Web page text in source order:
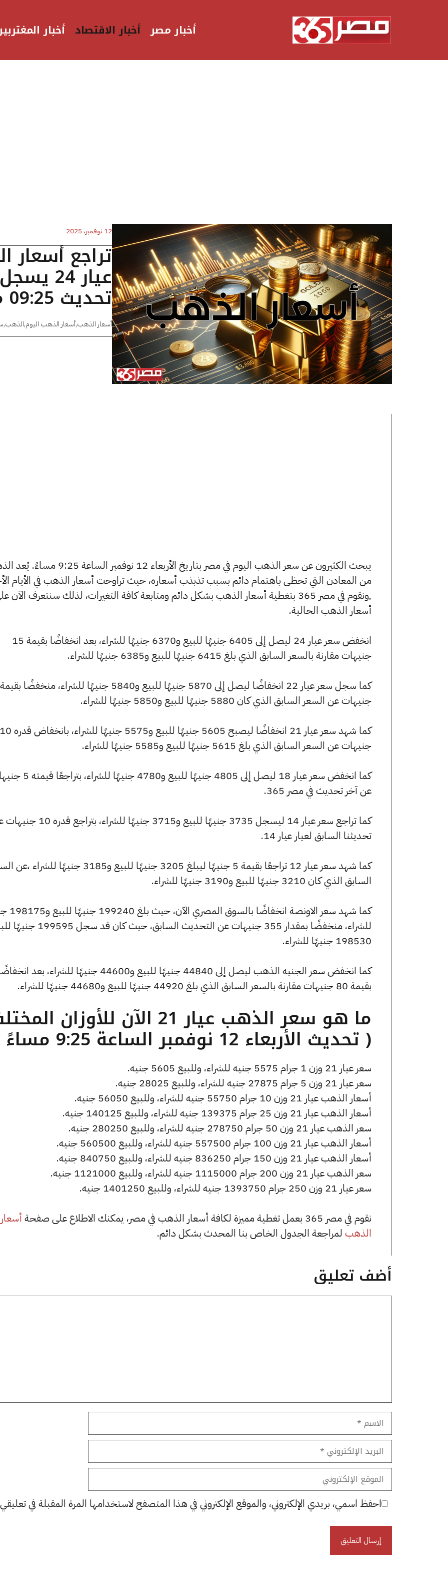
أخبار مصر أخبار الاقتصاد أخبار
12 نوفمبر، 2025
تراجع
تحديث 09:25 مساءًا
أسعار الذهب,أسعار الذهب اليوم,الذهب,
يبحث الكثيرون عن سعر الذهب اليوم في مصر بتاريخ الأربعاء 12 نوفمبر
من المعادن التي تحظى باهتمام دائم بسبب تذبذب أسعاره، حيث تراوحت أسعار الذهب في الأيام
,ونقوم في مصر 365 بتغطية أسعار الذهب بشكل دائم ومتابعة كافة التغيرات، لذلك سنتعرف الآن
أسعار الذهب الحالية.
انخفض سعر عيار 24 ليصل إلى 6405 جنيهًا للبيع و6370 جنيهًا للشراء، بعد انخفاضًا بقيمة 15
جنيهات مقارنة بالسعر السابق الذي بلغ 6415 جنيهًا للبيع و6385 جنيهًا للشراء.
جنيهات عن السعر السابق الذي كان 5880 جنيهًا للبيع و5850 جنيهًا للشراء.
كما شهد سعر عيار 21 انخفاضًا ليصبح 5605 جنيهًا للبيع و5575 جنيهًا للشراء، بانخفاض قدره 10
جنيهات عن السعر السابق الذي بلغ 5615 جنيهًا للبيع و5585 جنيهًا للشراء.
كما انخفض سعر عيار 18 ليصل إلى 4805 جنيهًا للبيع و4780
عن آخر تحديث في مصر 365.
كما تراجع سعر عيار 14 ليسجل 3735 جنيهًا للبيع و3715 جنيهًا للشراء،
تحديثنا السابق لعيار عيار 14.
كما شهد سعر عيار 12 تراجعًا بقيمة 5 جنيهًا ليبلغ 3205 جنيهًا للبيع و3185 جنيهًا
السابق الذي كان 3210 جنيهًا للبيع و3190 جنيهًا للشراء.
كما شهد سعر
للشراء، منخفضًا بمقدار 355 جنيهات عن التحديث السابق،
198530 جنيهًا للشراء.
كما انخفض سعر الجنيه الذهب ليصل إلى 44840 جنيهًا للبيع و44600 جنيهًا للشراء، بعد
بقيمة 80 جنيهات مقارنة بالسعر السابق الذي بلغ 44920 جنيهًا للبيع و44680 جنيهًا للشراء.
ما هو سعر الذهب عيار 21 الآن للأوزان
( تحديث الأربعاء 12 نوفمبر الساعة 9:25 مساءً )
سعر عيار 21 وزن 1 جرام 5575 جنيه للشراء، وللبيع 5605 جنيه.
سعر عيار 21 وزن 5 جرام 27875 جنيه للشراء، وللبيع 28025 جنيه.
أسعار الذهب عيار 21 وزن 10 جرام 55750 جنيه للشراء، وللبيع 56050 جنيه.
أسعار الذهب عيار 21 وزن 25 جرام 139375 جنيه للشراء، وللبيع 140125 جنيه.
سعر الذهب عيار 21 وزن 50 جرام 278750 جنيه للشراء، وللبيع 280250 جنيه.
أسعار الذهب عيار 21 وزن 100 جرام 557500 جنيه للشراء، وللبيع 560500 جنيه.
أسعار الذهب عيار 21 وزن 150 جرام 836250 جنيه للشراء، وللبيع 840750 جنيه.
سعر الذهب عيار 21 وزن 200 جرام 1115000 جنيه للشراء، وللبيع 1121000 جنيه.
سعر عيار 21 وزن 250 جرام 1393750 جنيه للشراء، وللبيع 1401250 جنيه.
نقوم في مصر 365 بعمل تغطية مميزة لكافة أسعار الذهب في مصر، يمكنك الاطلاع على صفحة
أسعار
الذهب لمراجعة الجدول الخاص بنا المحدث بشكل دائم.
أضف تعليق
الاسم
البريد
الإلكتروني
الموقع
الإلكتروني
احفظ اسمي، بريدي الإلكتروني، والموقع الإلكتروني في هذا المتصفح لاستخدامها المرة المقبلة في